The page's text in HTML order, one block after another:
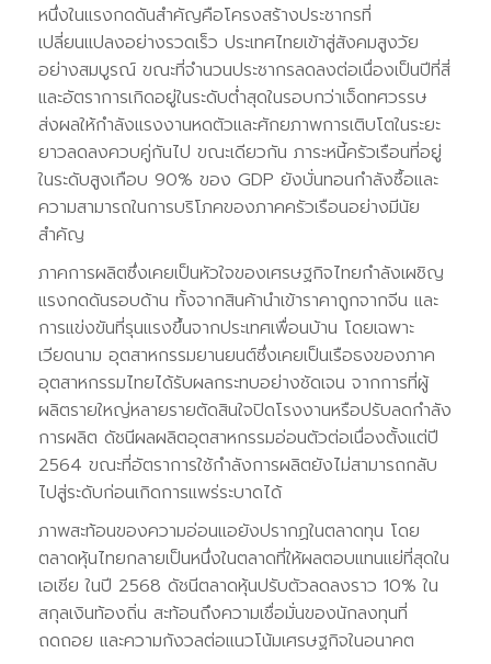
หนึ่งในแรงกดดันสำคัญคือโครงสร้างประชากรที่
เปลี่ยนแปลงอย่างรวดเร็ว ประเทศไทยเข้าสู่สังคมสูงวัย
อย่างสมบูรณ์ ขณะที่จำนวนประชากรลดลงต่อเนื่องเป็นปีที่สี่
และอัตราการเกิดอยู่ในระดับต่ำสุดในรอบกว่าเจ็ดทศวรรษ
ส่งผลให้กำลังแรงงานหดตัวและศักยภาพการเติบโตในระยะ
ยาวลดลงควบคู่กันไป ขณะเดียวกัน ภาระหนี้ครัวเรือนที่อยู่
ในระดับสูงเกือบ 90% ของ GDP ยังบั่นทอนกำลังซื้อและ
ความสามารถในการบริโภคของภาคครัวเรือนอย่างมีนัย
สำคัญ
ภาคการผลิตซึ่งเคยเป็นหัวใจของเศรษฐกิจไทยกำลังเผชิญ
แรงกดดันรอบด้าน ทั้งจากสินค้านำเข้าราคาถูกจากจีน และ
การแข่งขันที่รุนแรงขึ้นจากประเทศเพื่อนบ้าน โดยเฉพาะ
เวียดนาม อุตสาหกรรมยานยนต์ซึ่งเคยเป็นเรือธงของภาค
อุตสาหกรรมไทยได้รับผลกระทบอย่างชัดเจน จากการที่ผู้
ผลิตรายใหญ่หลายรายตัดสินใจปิดโรงงานหรือปรับลดกำลัง
การผลิต ดัชนีผลผลิตอุตสาหกรรมอ่อนตัวต่อเนื่องตั้งแต่ปี
2564 ขณะที่อัตราการใช้กำลังการผลิตยังไม่สามารถกลับ
ไปสู่ระดับก่อนเกิดการแพร่ระบาดได้
ภาพสะท้อนของความอ่อนแอยังปรากฏในตลาดทุน โดย
ตลาดหุ้นไทยกลายเป็นหนึ่งในตลาดที่ให้ผลตอบแทนแย่ที่สุดใน
เอเชีย ในปี 2568 ดัชนีตลาดหุ้นปรับตัวลดลงราว 10% ใน
สกุลเงินท้องถิ่น สะท้อนถึงความเชื่อมั่นของนักลงทุนที่
ถดถอย และความกังวลต่อแนวโน้มเศรษฐกิจในอนาคต